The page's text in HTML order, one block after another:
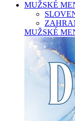
MUŽSKÉ
MUŽSKÉ